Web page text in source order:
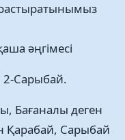
әңгімесі
2-Сарыбай.
Бағаналы деген
Қарабай, Сарыбай